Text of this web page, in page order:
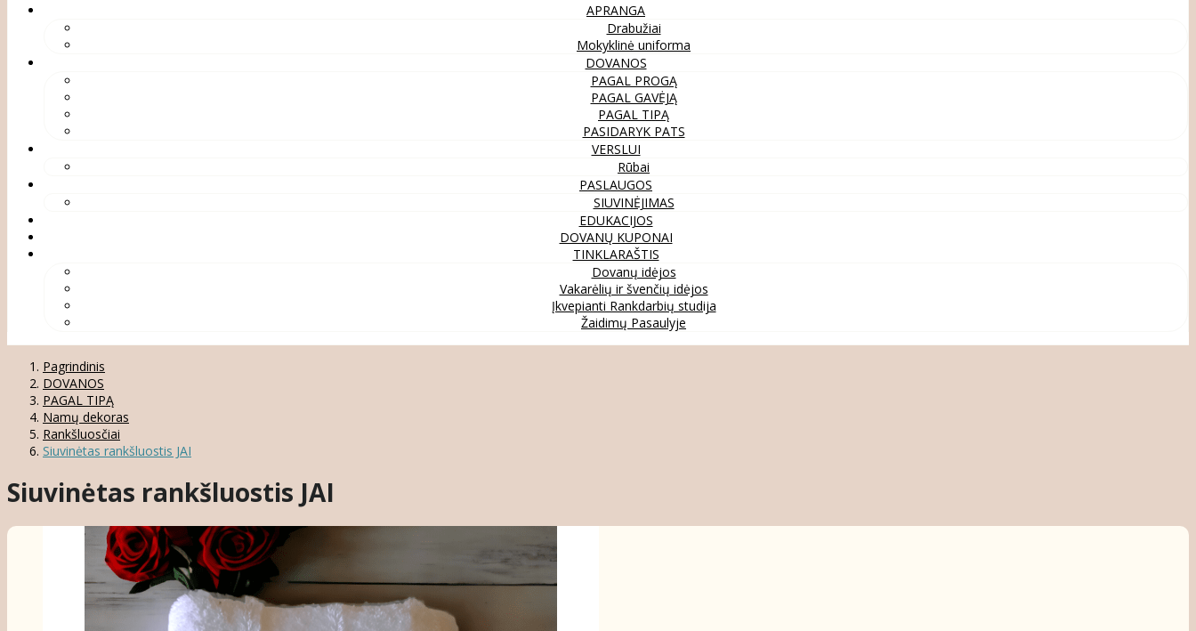
APRANGA
Drabužiai
Mokyklinė uniforma
DOVANOS
PAGAL PROGĄ
PAGAL GAVĖJĄ
PAGAL TIPĄ
PASIDARYK PATS
VERSLUI
Rūbai
PASLAUGOS
SIUVINĖJIMAS
EDUKACIJOS
DOVANŲ KUPONAI
TINKLARAŠTIS
Dovanų idėjos
Vakarėlių ir švenčių idėjos
Įkvepianti Rankdarbių studija
Žaidimų Pasaulyje
Pagrindinis
DOVANOS
PAGAL TIPĄ
Namų dekoras
Rankšluosčiai
Siuvinėtas rankšluostis JAI
Siuvinėtas rankšluostis JAI